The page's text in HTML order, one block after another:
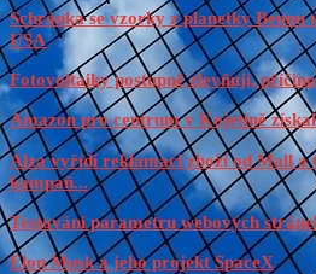
Schránka se vzorky z planetky Bennu
USA
Fotovoltaiky postupně zlevňují,
Amazon pro centrum v Kojetíně
Alza vyřídí reklamaci zboží od Mall a
kampaň...
Testování parametru webových
Elon Musk a jeho projekt SpaceX